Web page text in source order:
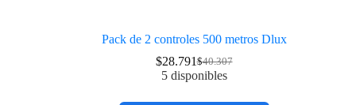
Pack de 2 controles 500 metros Dlux
$40.307
$28.791
5 disponibles